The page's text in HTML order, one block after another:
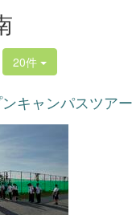
20件
キャンパスツアー